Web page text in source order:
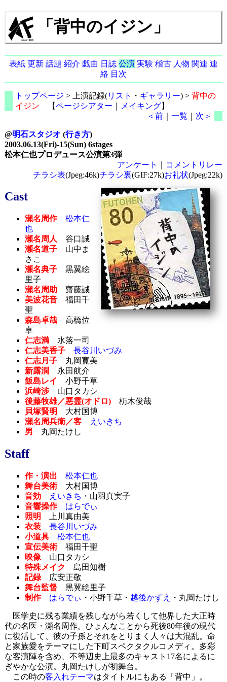
「背中のイジン」
表紙 更新 話題 紹介 戯曲 日誌 公演 実験 稽古 人物 関連 連
絡 目次
トップページ > 上演記録(リスト ・ ギャラリー) > 背中の
イジン 【ページシアター メイキング】
＜前 ｜一覧 次＞
@明石スタジオ (行き方)
2003.06.13(Fri)-15(Sun) 6stages
松本仁也プロデュース公演第3弾
アンケート
コメントリレー
チラシ表(Jpeg:46k)チラシ裏(GIF:27k)お礼状(Jpeg:22k)
Cast
瀬名周作
松本仁
也
瀬名周人
谷口誠
瀬名道子山中ま
さこ
瀬名典子黒翼絵
里子
瀬名周助齋藤誠
美波花音福田千
聖
森島卓哉高橋位
卓
仁志満水落一司
仁志美香子
長谷川いづみ
仁志月子丸岡寛美
新露潤 永田航介
飯島レイ
小野千草
浜崎渉山口タカシ
後藤牧雄／悪霊(オドロ)杤木俊哉
貝塚賢明
大村国博
瀬名周兵衛／客
えいきち
男 丸岡たけし
Staff
作・演出
松本仁也
舞台美術大村国博
音効
えいきち ・山羽真実子
音響操作 はらでぃ
照明
上川真由美
衣装
長谷川いづみ
小道具
松本仁也
宣伝美術福田千聖
映像 山口タカシ
特殊メイク
島田知樹
記録広安正敬
舞台監督黒翼絵里子
制作
はらでぃ ・小野千草・ 越後かずえ ・丸岡たけし
医学史に残る業績を残しながら若くして他界した大正時
代の名医・瀬名周作。ひょんなことから死後80年後の現代
に復活して、彼の子孫とそれをとりまく人々は大混乱。命
と家族愛をテーマにした下町スペクタクルコメディ。多彩
な客演陣を含め、不等辺史上最多のキャスト17名によるに
ぎやかな公演。丸岡たけしが初舞台。
この時の客入れテーマはタイトルにもある「背中」。